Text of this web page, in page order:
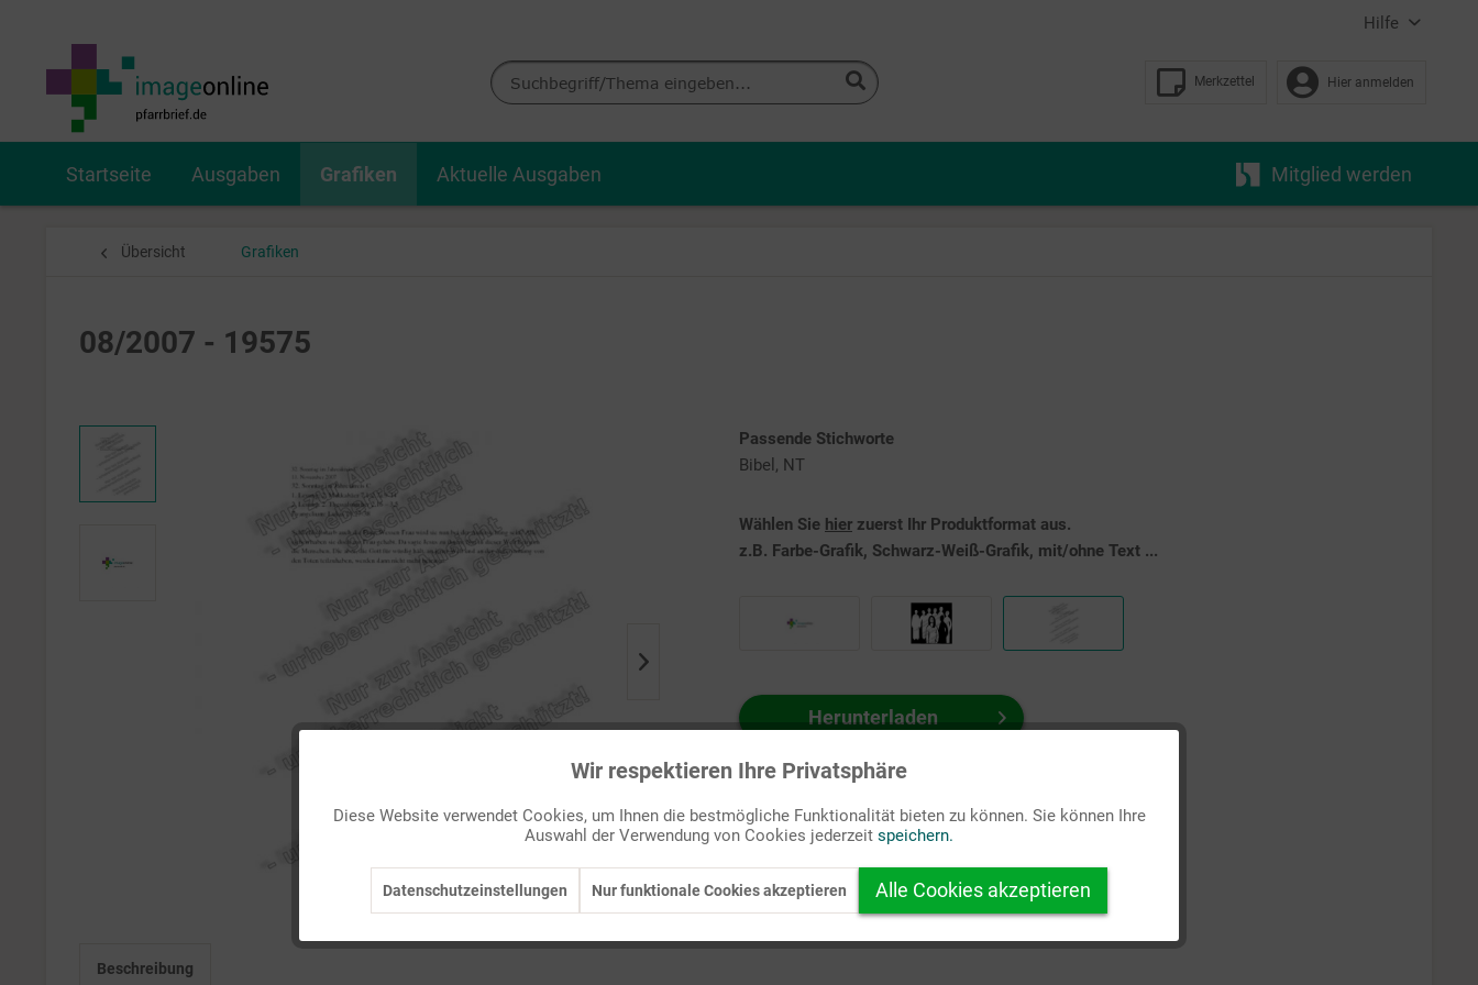
Hilfe
Merkzettel Hier anmelden
Startseite Ausgaben Grafiken Aktuelle Ausgaben Mitglied werden
Übersicht Grafiken
08/2007 - 19575
Passende Stichworte
Bibel, NT
Wählen Sie hier zuerst Ihr Produktformat aus.
z.B. Farbe-Grafik, Schwarz-Weiß-Grafik, mit/ohne Text ...
Herunterladen
Auf Ihren Merkzettel setzen
Beschreibung
Inaktiv
Wir respektieren Ihre Privatsphäre
Diese Website verwendet Cookies, um Ihnen die bestmögliche Funktionalität bieten zu können. Sie können Ihre
Auswahl der Verwendung von Cookies jederzeit speichern.
Datenschutzeinstellungen Nur funktionale Cookies akzeptieren Alle Cookies akzeptieren